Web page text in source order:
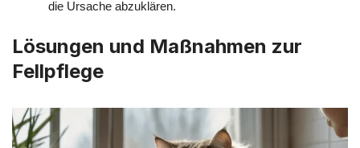
die Ursache abzuklären.
Lösungen und Maßnahmen zur
Fellpflege